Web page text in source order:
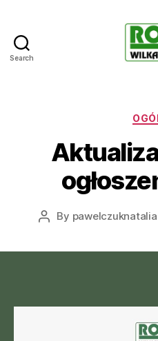
Search
Post
By pawelczuknatalia